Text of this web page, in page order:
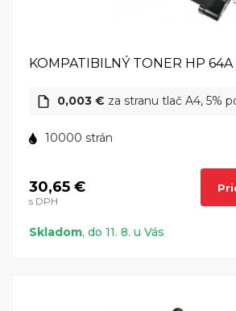
KOMPATIBILNÝ TONER HP 64A
0,003 € za stranu tlač A4, 5%
10000 strán
30,65 €
s DPH
Skladom, do 11. 8. u Vás